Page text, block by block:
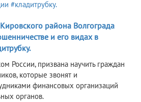
района Волгограда
и его видах в
России, призвана научить граждан
которые звонят и
финансовых организаций
органов.